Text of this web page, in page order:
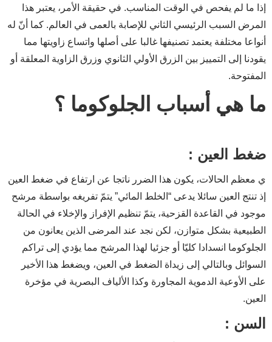
إذا ما لم يفحص في الوقت المناسب. في حقيقة الأمر، يعتبر هذا
المرض السبب الرئيسي الثاني للإصابة بالعمى في العالم. كما أنّ له
أنواعا مختلفة يعتمد تصنيفها غالبا على أصلها واتساع زاويتها مما
يقودنا إلى التمييز بين الزرق الأولي الثانوي وزرق الزاوية المعلقة أو
المفتوحة.
ما هي أسباب الجلوكوما ؟
ضغط العين :
ي معظم الحالات، يكون هذا الضرر ناتجا عن ارتفاع في ضغط العين
إذ تنتج العين سائلا يدعى “الخلط المائي” يتمّ تفريغه بواسطة مرشح
موجود في القاعدة القزحية، يتمّ تنظيم الإفراز والإخلاء في الحالة
الطبيعية بشكل متوازن، لكن نجد عند المرضى الذين يعانون من
الجلوكوما انسدادا كليّا أو جزئيا لهذا المرشح مما يؤدي إلى تراكم
السوائل وبالتالي إلى زيداة الضغط في العين، ويضغط هذا الأخير
على الأوعية الدموية المجاورة وكذا الألياف البصرية في مؤخرة
العين.
السن :